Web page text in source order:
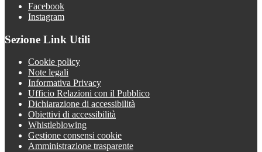
Facebook
Instagram
Sezione Link Utili
Cookie policy
Note legali
Informativa Privacy
Ufficio Relazioni con il Pubblico
Dichiarazione di accessibilità
Obiettivi di accessibilità
Whistleblowing
Gestione consensi cookie
Amministrazione trasparente